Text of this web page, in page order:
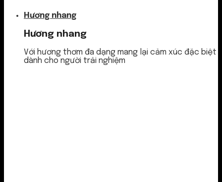
Hương nhang
Hương nhang
Với hương thơm đa dạng mang lại cảm xúc đặc biệt
dành cho người trải nghiệm